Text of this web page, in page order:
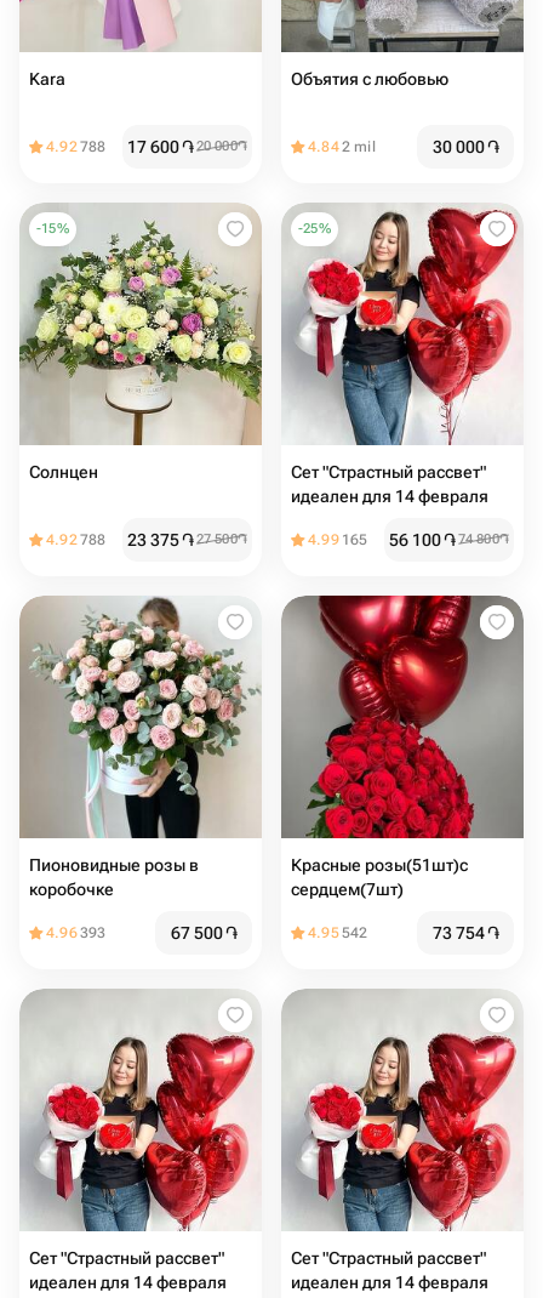
Kara
4.92788 17 600֏20 000֏
Объятия с любовью
4.842 mil 30 000֏
-15%
Солнцен
4.92788 23 375֏27 500֏
-25%
Сет "Страстный рассвет"
идеален для 14 февраля
4.99 165 56 100֏74 800֏
Пионовидные розы в
коробочке
4.96393 67 500֏
Красные розы(51шт)с
сердцем(7шт)
4.95542 73 754֏
Сет "Страстный рассвет"
идеален для 14 февраля
Сет "Страстный рассвет"
идеален для 14 февраля